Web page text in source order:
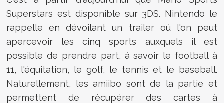
Superstars est disponible sur 3DS. Nintendo le
rappelle en dévoilant un trailer où l'on peut
apercevoir les cinq sports auxquels il est
possible de prendre part, à savoir le football à
11, l'équitation, le golf, le tennis et le baseball.
Naturellement, les amiibo sont de la partie et
permettent de récupérer des cartes à